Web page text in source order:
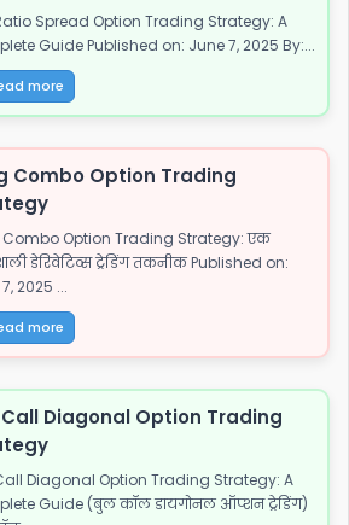
Spread Option Trading Strategy: A
Guide Published on: June 7, 2025 By:...
more
Combo Option Trading
Combo Option Trading Strategy: एक
डेरिवेटिव्स ट्रेडिंग तकनीक Published on:
2025 ...
more
Call Diagonal Option Trading
Diagonal Option Trading Strategy: A
Guide (बुल कॉल डायगोनल ऑप्शन ट्रेडिंग)